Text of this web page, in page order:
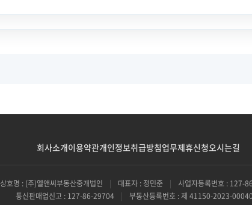
회사소개이용약관개인정보취급방침업무제휴신청오시는길
상호명 : (주)엘앤씨부동산중개법인 | 대표자 : 정민준 |
사업자등록번호 : 127-
통신판매업신고 : 127-86-29704
| 부동산등록번호 : 제 41150-2023-